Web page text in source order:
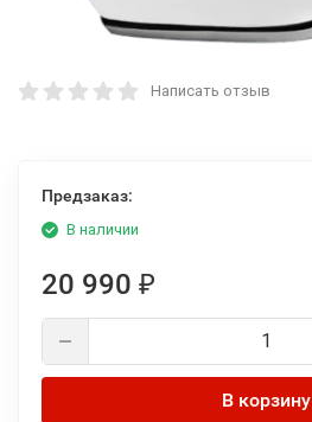
Написать отзыв
Предзаказ:
В наличии
20 990 ₽
В корзину